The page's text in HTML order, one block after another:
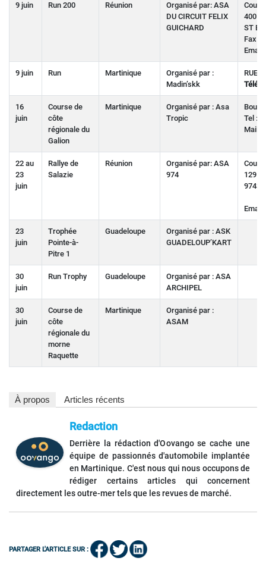
9 juin Run 200 Réunion
Organisé par: ASA
DU CIRCUIT FELIX
GUICHARD
400
ST
Fax :
Email :
9 juin Run Martinique
Organisé par :
Madin’skk
RUE
16
juin
Course de
côte
régionale du
Galion
Martinique
Organisé par : Asa
Tropic
Tel :
Mail :
22 au
23
juin
Rallye de
Salazie
Réunion
Organisé par: ASA
974
129
Email :
23
juin
Trophée
Pointe-à-
Pitre 1
Guadeloupe
Organisé par : ASK
GUADELOUP’KART
30
juin
Run Trophy Guadeloupe
Organisé par : ASA
ARCHIPEL
30
juin
Course de
côte
régionale du
morne
Raquette
Martinique
Organisé par :
ASAM
À propos Articles récents
Redaction
Derrière la rédaction d'Oovango se cache une
équipe de passionnés d'automobile implantée
en Martinique. C'est nous qui nous occupons de
rédiger certains articles qui concernent
directement les outre-mer tels que les revues de marché.
PARTAGER L'ARTICLE SUR :